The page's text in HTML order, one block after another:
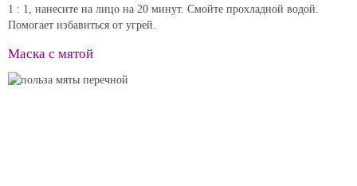
1 : 1, нанесите на лицо на 20 минут. Смойте прохладной водой.
Помогает избавиться от угрей.
Маска с мятой